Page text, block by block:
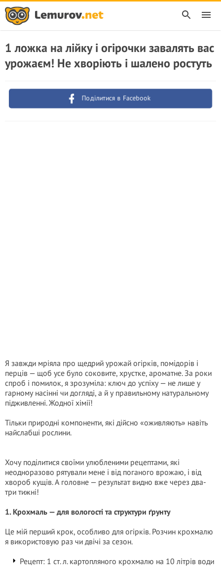
1 ложка на лійку і огірочки завалять вас
урожаєм! Не хворіють і шалено ростуть
Поділитися в Facebook
Я завжди мріяла про щедрий урожай огірків, помідорів і
перців — щоб усе було соковите, хрустке, ароматне. За роки
спроб і помилок, я зрозуміла: ключ до успіху — не лише у
гарному насінні чи догляді, а й у правильному натуральному
підживленні. Жодної хімії!
Тільки природні компоненти, які дійсно «оживляють» навіть
найслабші рослини.
Хочу поділитися своїми улюбленими рецептами, які
неодноразово рятували мене і від поганого врожаю, і від
хвороб кущів. А головне — результат видно вже через два-
три тижні!
1. Крохмаль — для вологості та структури ґрунту
Це мій перший крок, особливо для огірків. Розчин крохмалю
я використовую раз чи двічі за сезон.
Рецепт: 1 ст. л. картопляного крохмалю на 10 літрів води